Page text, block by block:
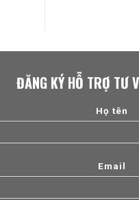
ĐĂNG KÝ HỖ TRỢ TƯ
Họ tên
Email